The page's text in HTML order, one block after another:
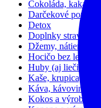
Čokoláda, kakao,
Darčekové
Detox
Doplnky stravy
Džemy, nátierky a
Hocičo bez lepku,
Huby (aj liečivé)
Kaše, krupica,
Káva, kávovinóvé
Kokos a výrobky z